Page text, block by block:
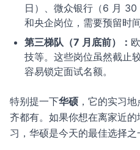
日）、微众银行（6 月
和央企岗位，需要预留时
第三梯队（7 月底前）：
技等。这些岗位虽然截止
容易锁定面试名额。
特别提一下华硕，它的实习
齐都有。如果你想在离家近
习，华硕是今天的最佳选择之